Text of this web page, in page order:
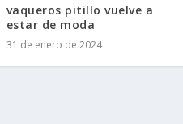
vaqueros pitillo vuelve a
estar de moda
31 de enero de 2024